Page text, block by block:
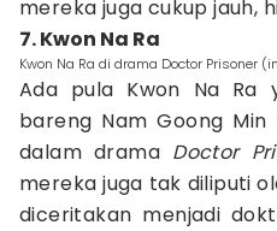
mereka juga cukup jauh,
7. Kwon Na Ra
Kwon Na Ra di drama Doctor Prisoner
Ada pula Kwon Na Ra
bareng Nam Goong
dalam drama Doctor
mereka juga tak diliputi
diceritakan menjadi